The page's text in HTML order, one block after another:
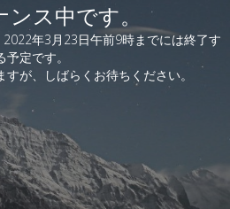
ス中です。
年3月23日午前9時までには終了す
予定です。
が、しばらくお待ちください。